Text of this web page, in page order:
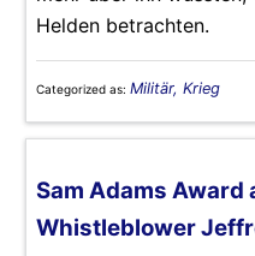
Helden betrachten.
Categorized as: Militär, Krieg
Sam Adams Award
Whistleblower